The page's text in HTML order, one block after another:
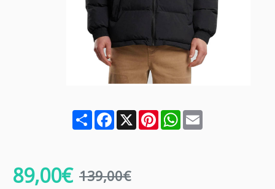
ShareFacebook
X PinterestWhatsApp
Email
89,00€ 139,00€